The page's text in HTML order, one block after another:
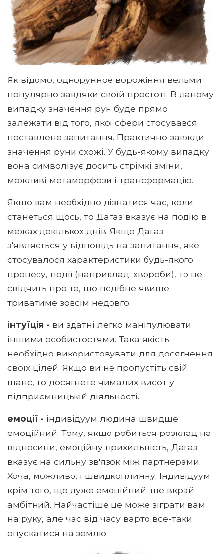
Як відомо, однорунное ворожіння вельми
популярно завдяки своїй простоті. В даному
випадку значення рун буде прямо
залежати від того, якої сфери стосувався
поставлене запитання. Практично завжди
значення руни схожі. У будь-якому випадку
вона символізує досить стрімкі зміни,
можливі метаморфози і трансформацію.
Якщо вам необхідно дізнатися час, коли
станеться щось, то Дагаз вказує на подію в
межах декількох днів. Якщо Дагаз
з'являється у відповідь на запитання, яке
стосувалося характеристики будь-якого
процесу, події (наприклад: хвороби), то це
свідчить про те, що подібне явище
триватиме зовсім недовго.
інтуїція - ви здатні легко маніпулювати
іншими особистостями. Така якість
необхідно використовувати для досягнення
своїх цілей. Якщо ви не пропустіть свій
шанс, то досягнете чималих висот у
підприємницькій діяльності.
емоції - індивідуум людина швидше
емоційний. Тому, якщо робиться розклад на
відносини, емоційну прихильність, Дагаз
вказує на сильну зв'язок між партнерами.
Хоча, можливо, і швидкоплинну. Індивідуум
крім того, що дуже емоційний, ще вкрай
амбітний. Найчастіше це може зіграти вам
на руку, але час від часу варто все-таки
опускатися на землю.